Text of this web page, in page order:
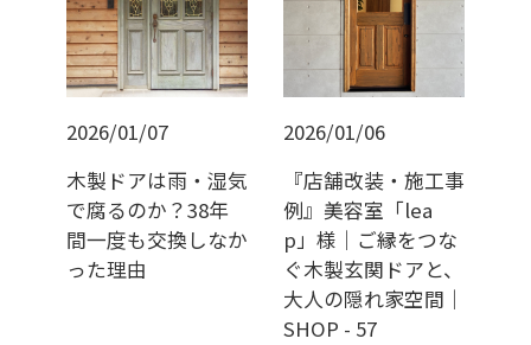
2026/01/07
木製ドアは雨・湿気
で腐るのか？38年
間一度も交換しなか
った理由
2026/01/06
『店舗改装・施工事
例』美容室「lea
p」様｜ご縁をつな
ぐ木製玄関ドアと、
大人の隠れ家空間｜
SHOP - 57